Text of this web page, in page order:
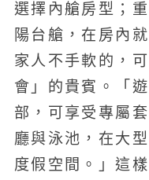
選擇內艙房型；
陽台艙，在房內
家人不手軟的，
會」的貴賓。「
部，可享受專屬
廳與泳池，在大
度假空間。」這